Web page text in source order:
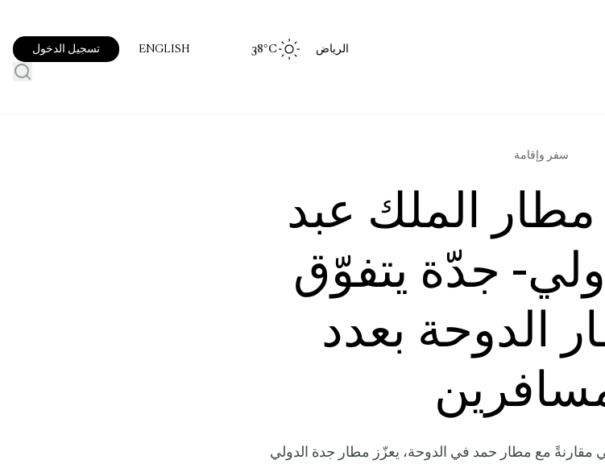
الرياض 38 °C
ENGLISH تسجيل الدخول
سفر وإقامة
2025: مطار الملك عبد
جدّة يتفوّق
الدوحة بعدد
مقارنةً مع مطار حمد في الدوحة، يعزّز مطار جدة الدولي